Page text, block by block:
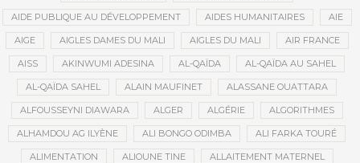
AIDE PUBLIQUE AU DÉVELOPPEMENT AIDES HUMANITAIRES AIE
AIGE AIGLES DAMES DU MALI AIGLES DU MALI AIR FRANCE
AISS AKINWUMI ADESINA AL-QAÏDA AL-QAÏDA AU SAHEL
AL-QAÏDA SAHEL ALAIN MAUFINET ALASSANE OUATTARA
ALFOUSSEYNI DIAWARA ALGER ALGÉRIE ALGORITHMES
ALHAMDOU AG ILYÈNE ALI BONGO ODIMBA ALI FARKA TOURÉ
ALIMENTATION ALIOUNE TINE ALLAITEMENT MATERNEL